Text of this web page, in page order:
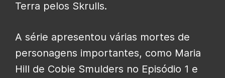
Terra pelos Skrulls.
A série apresentou várias mortes de
personagens importantes, como Maria
Hill de Cobie Smulders no Episódio 1 e